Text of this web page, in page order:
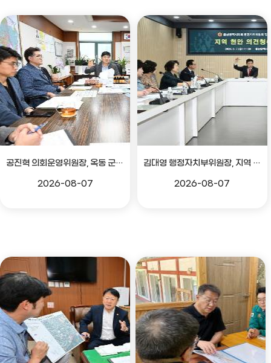
공진혁 의회운영위원장, 옥동 군부대 이전지 양동마을 주민지원사업 점검
2026-08-07
김대영 행정자치부위원장, 지역 현안 의견 청취 간담회
2026-08-07